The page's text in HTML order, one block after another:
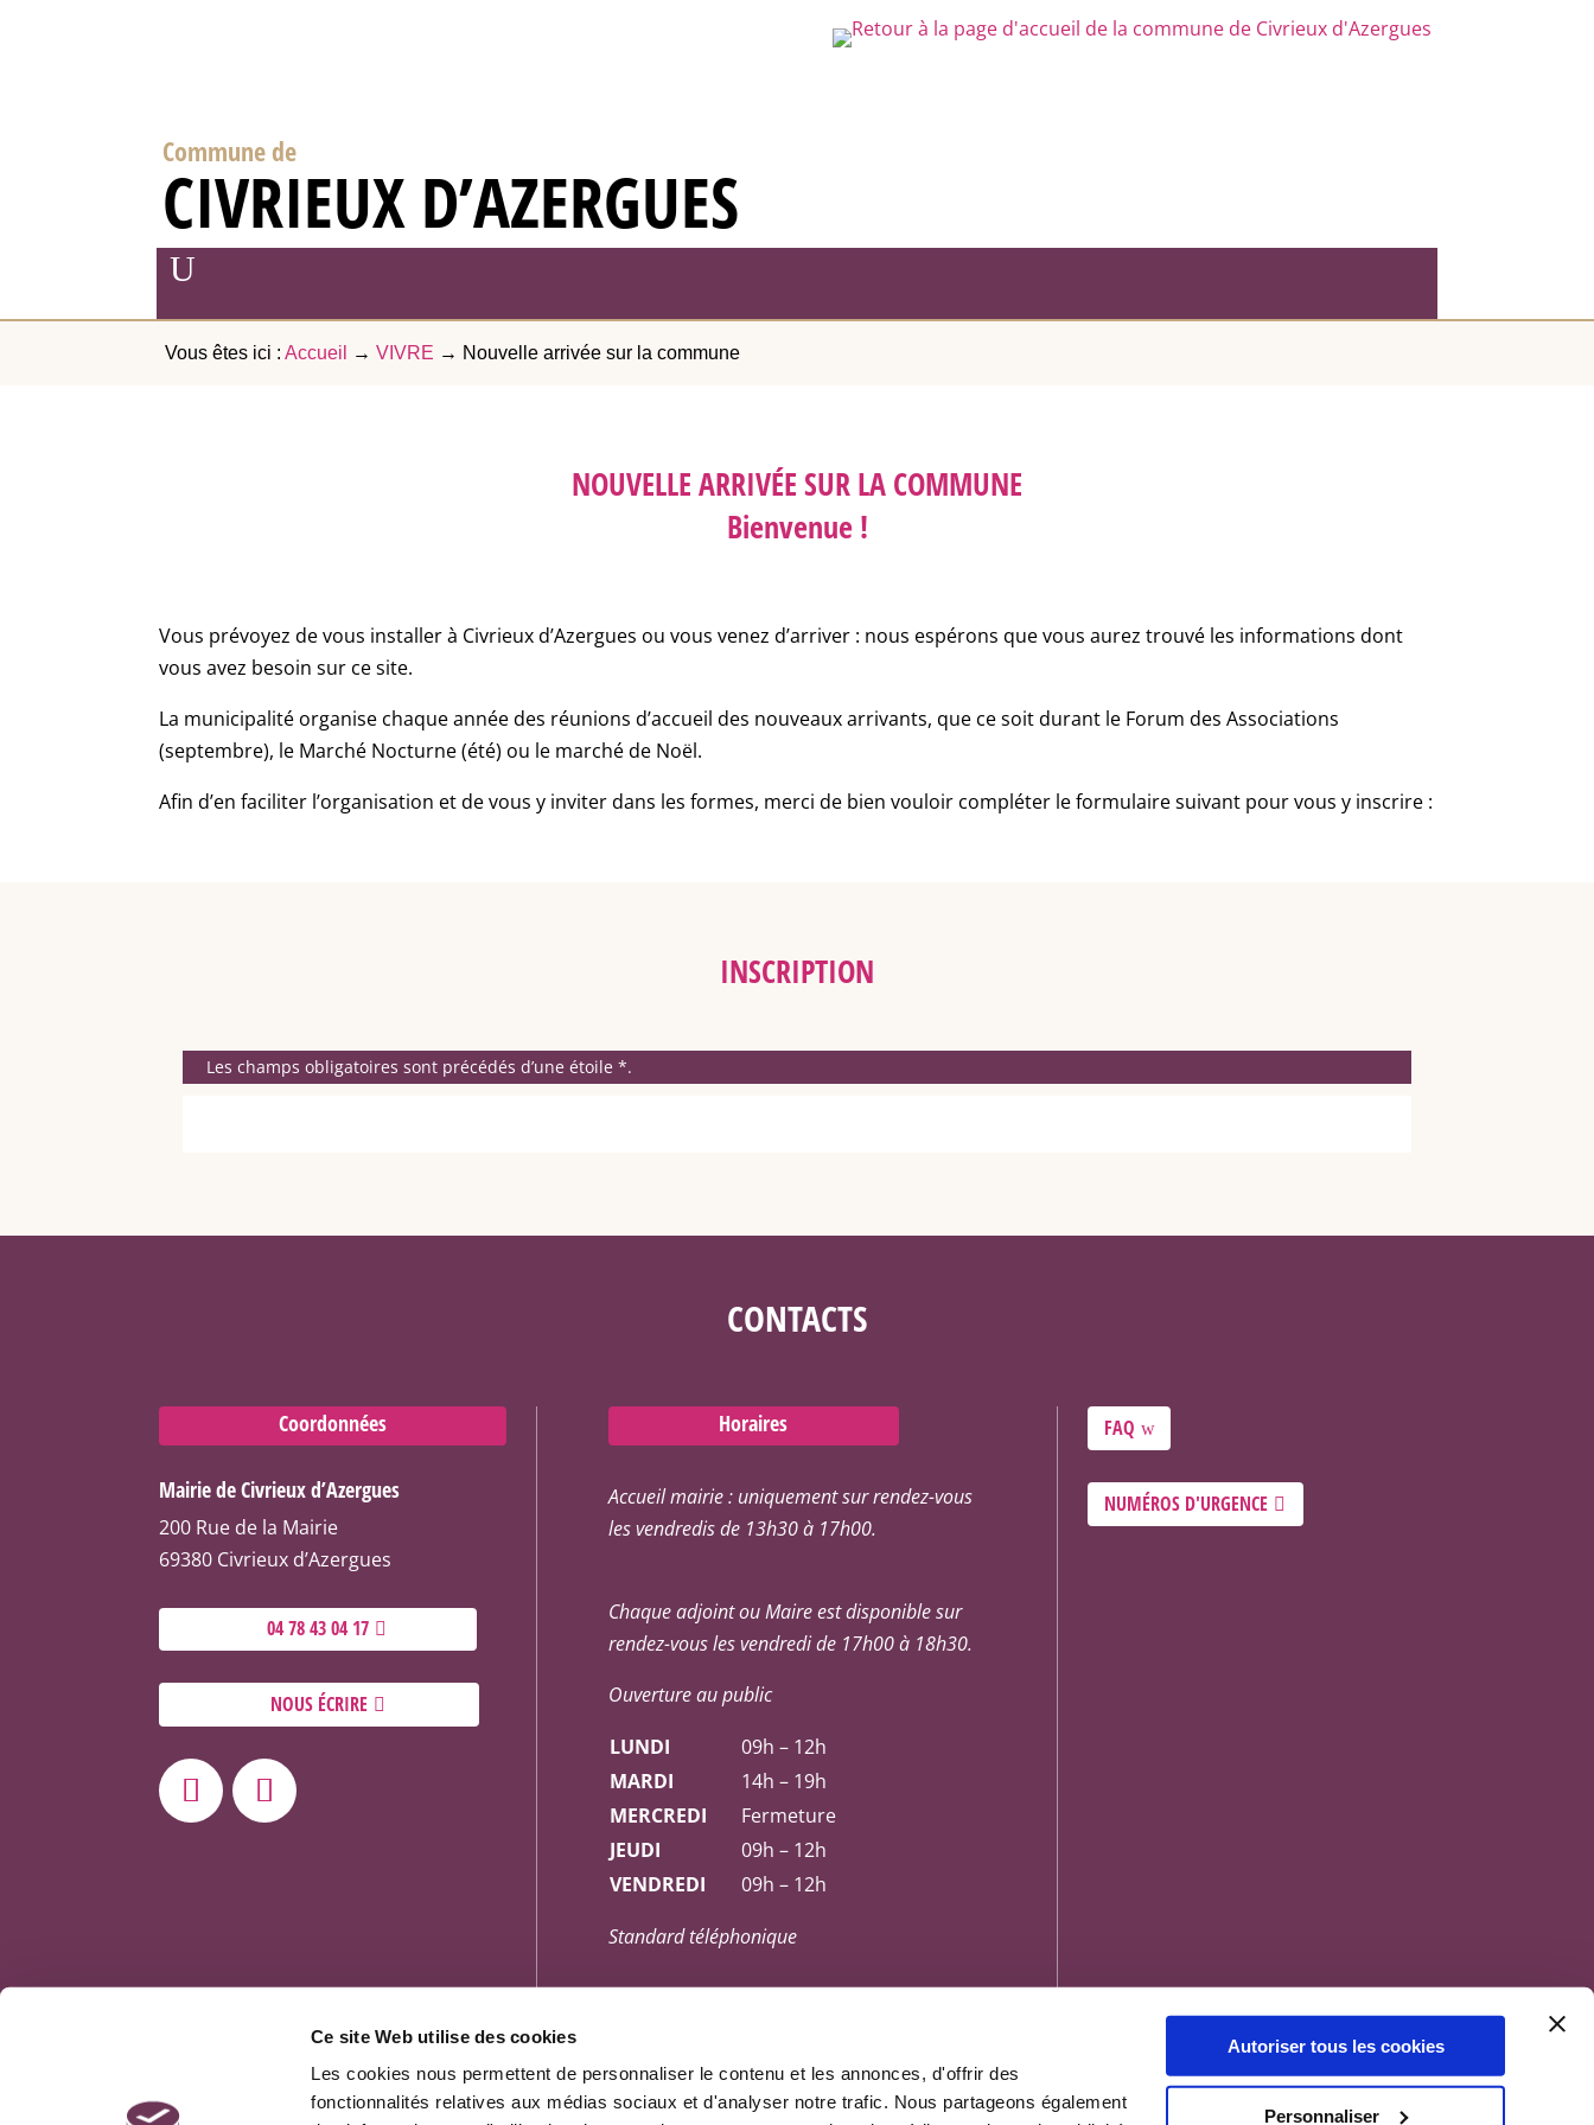
Ce site Web utilise des cookies
Les cookies nous permettent de personnaliser le contenu et les annonces, d'offrir des
fonctionnalités relatives aux médias sociaux et d'analyser notre trafic. Nous partageons également
Autoriser tous les cookies
Personnaliser
Commune de
CIVRIEUX D’AZERGUES
Vous êtes ici :Accueil →VIVRE → Nouvelle arrivée sur la commune
NOUVELLE ARRIVÉE SUR LA COMMUNE
Bienvenue !
Vous prévoyez de vous installer à Civrieux d’Azergues ou vous venez d’arriver : nous espérons que vous aurez trouvé les informations dont
vous avez besoin sur ce site.
La municipalité organise chaque année des réunions d’accueil des nouveaux arrivants, que ce soit durant le Forum des Associations
(septembre), le Marché Nocturne (été) ou le marché de Noël.
Afin d’en faciliter l’organisation et de vous y inviter dans les formes, merci de bien vouloir compléter le formulaire suivant pour vous y inscrire :
INSCRIPTION
Les champs obligatoires sont précédés d’une étoile *.
CONTACTS
Coordonnées
Mairie de Civrieux d’Azergues
200 Rue de la Mairie
69380 Civrieux d’Azergues
04 78 43 04 17
NOUS ÉCRIRE
Horaires
Accueil mairie : uniquement sur rendez-vous
les vendredis de 13h30 à 17h00.
Chaque adjoint ou Maire est disponible sur
rendez-vous les vendredi de 17h00 à 18h30.
Ouverture au public
LUNDI
09h – 12h
MARDI
14h – 19h
MERCREDI
Fermeture
JEUDI
09h – 12h
VENDREDI
09h – 12h
Standard téléphonique
MERCREDI
08h30 – 12h
JEUDI
08h30 – 12h / 13h30 – 17h
FAQ
NUMÉROS D'URGENCE